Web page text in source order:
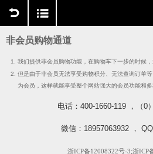
非会员购物通道
我们提供非会员购物功能，在购物车下一步的时候
但是由于非会员无法享受购物积分、无法查询订单
为会员，这样就能享受整个网站强大的会员功能和多
电话：400-1660-119 ，（0
微信：18957063932 ，
浙ICP备12008322号-3;浙ICP